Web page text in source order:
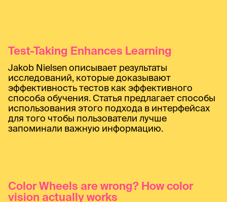
Test-Taking Enhances Learning
Jakob Nielsen описывает результаты
исследований, которые доказывают
эффективность тестов как эффективного
способа обучения. Статья предлагает способы
использования этого подхода в интерфейсах
для того чтобы пользователи лучше
запоминали важную информацию.
Color Wheels are wrong? How color
vision actually works